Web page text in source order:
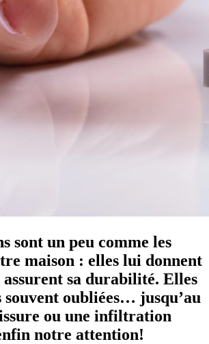
sont un peu comme les
maison : elles lui donnent
sa durabilité. Elles
souvent oubliées… jusqu’au
ou une infiltration
notre attention!